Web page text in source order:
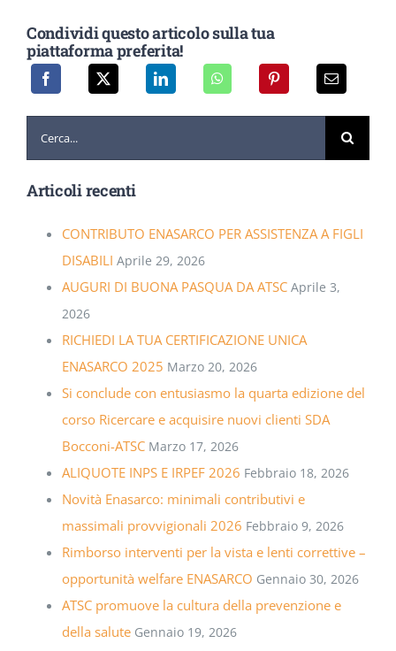
Condividi questo articolo sulla tua
piattaforma preferita!
Articoli recenti
CONTRIBUTO ENASARCO PER ASSISTENZA A FIGLI
DISABILI Aprile 29, 2026
AUGURI DI BUONA PASQUA DA ATSC Aprile 3,
2026
RICHIEDI LA TUA CERTIFICAZIONE UNICA
ENASARCO 2025 Marzo 20, 2026
Si conclude con entusiasmo la quarta edizione del
corso Ricercare e acquisire nuovi clienti SDA
Bocconi-ATSC Marzo 17, 2026
ALIQUOTE INPS E IRPEF 2026 Febbraio 18, 2026
Novità Enasarco: minimali contributivi e
massimali provvigionali 2026 Febbraio 9, 2026
Rimborso interventi per la vista e lenti correttive –
opportunità welfare ENASARCO Gennaio 30, 2026
ATSC promuove la cultura della prevenzione e
della salute Gennaio 19, 2026